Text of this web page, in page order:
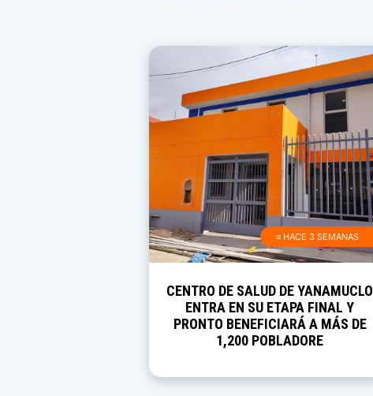
≡ HACE 3 SEMANAS
CENTRO DE SALUD DE YANAMUCLO
ENTRA EN SU ETAPA FINAL Y
PRONTO BENEFICIARÁ A MÁS DE
1,200 POBLADORE